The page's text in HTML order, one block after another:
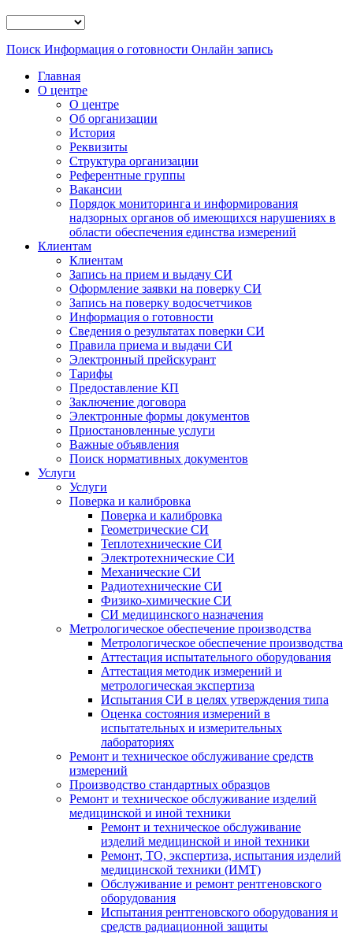
Поиск Информация о готовности Онлайн запись
Главная
О центре
О центре
Об организации
История
Реквизиты
Структура организации
Референтные группы
Вакансии
Порядок мониторинга и информирования
надзорных органов об имеющихся нарушениях в
области обеспечения единства измерений
Клиентам
Клиентам
Запись на прием и выдачу СИ
Оформление заявки на поверку СИ
Запись на поверку водосчетчиков
Информация о готовности
Сведения о результатах поверки СИ
Правила приема и выдачи СИ
Электронный прейскурант
Тарифы
Предоставление КП
Заключение договора
Электронные формы документов
Приостановленные услуги
Важные объявления
Поиск нормативных документов
Услуги
Услуги
Поверка и калибровка
Поверка и калибровка
Геометрические СИ
Теплотехнические СИ
Электротехнические СИ
Механические СИ
Радиотехнические СИ
Физико-химические СИ
СИ медицинского назначения
Метрологическое обеспечение производства
Метрологическое обеспечение производства
Аттестация испытательного оборудования
Аттестация методик измерений и
метрологическая экспертиза
Испытания СИ в целях утверждения типа
Оценка состояния измерений в
испытательных и измерительных
лабораториях
Ремонт и техническое обслуживание средств
измерений
Производство стандартных образцов
Ремонт и техническое обслуживание изделий
медицинской и иной техники
Ремонт и техническое обслуживание
изделий медицинской и иной техники
Ремонт, ТО, экспертиза, испытания изделий
медицинской техники (ИМТ)
Обслуживание и ремонт рентгеновского
оборудования
Испытания рентгеновского оборудования и
средств радиационной защиты